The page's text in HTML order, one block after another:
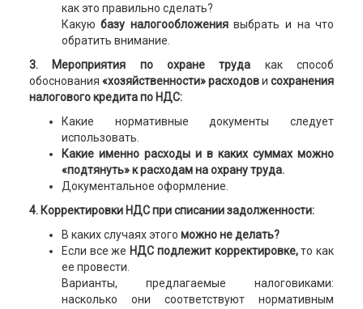
как это правильно сделать?
Какуюбазу налогообложениявыбрать и на что
обратить внимание.
3. Мероприятия по охране труда как способ
обоснования «хозяйственности» расходовисохранения
налогового кредита по НДС:
Какие нормативные документы следует
использовать.
Какие именно расходы и в каких суммах можно
«подтянуть» к расходам на охрану труда.
Документальное оформление.
4. Корректировки НДС при списании задолженности:
В каких случаях этого можно не делать?
Если все же НДС подлежит корректировке,то как
ее провести.
Варианты, предлагаемые налоговиками:
насколько они соответствуют нормативным